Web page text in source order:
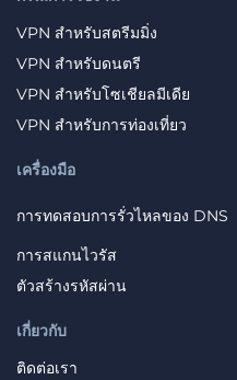
VPN สำหรับสตรีมมิ่ง
VPN สำหรับดนตรี
VPN สำหรับโซเชียลมีเดีย
VPN สำหรับการท่องเที่ยว
เกี่ยวกับ
ติดต่อเรา
เครื่องมือ
การทดสอบการรั่วไหลของ DNS
การสแกนไวรัส
ตัวสร้างรหัสผ่าน